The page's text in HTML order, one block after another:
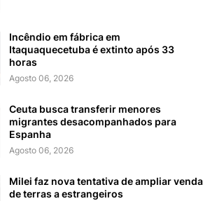
Incêndio em fábrica em
Itaquaquecetuba é extinto após 33
horas
Agosto 06, 2026
Ceuta busca transferir menores
migrantes desacompanhados para
Espanha
Agosto 06, 2026
Milei faz nova tentativa de ampliar venda
de terras a estrangeiros